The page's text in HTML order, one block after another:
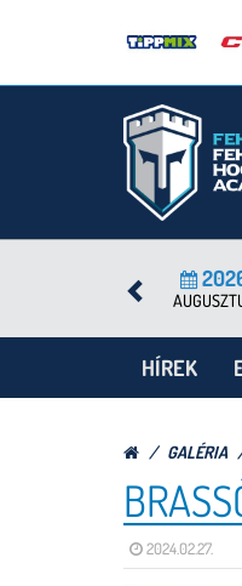
HÍREK
GALÉRIA
2024.02.27.